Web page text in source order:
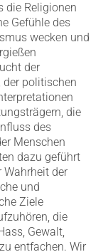
die Religionen
Gefühle des
wecken und
der
der politischen
die
des
Menschen
dazu geführt
Wahrheit der
und
Ziele
die
Gewalt,
entfachen. Wir